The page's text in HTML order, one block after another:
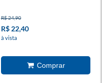
R$ 24,90
R$ 22,40
à vista